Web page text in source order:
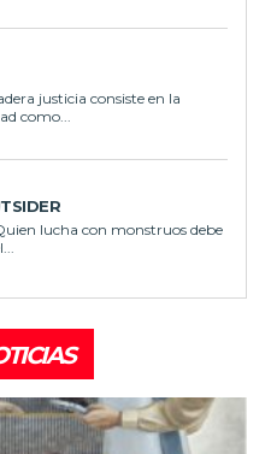
justicia consiste en la
como...
lucha con monstruos debe